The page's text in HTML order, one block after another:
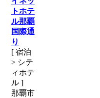
トホテ
ル那覇
国際通
り
[ 宿泊
> シテ
ィホテ
ル ]
那覇市